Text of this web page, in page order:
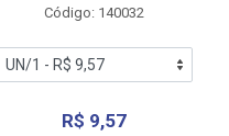
Código: 140032
R$ 9,57